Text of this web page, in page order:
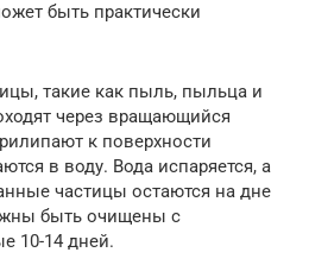
быть практически
такие как пыль, пыльца и
через вращающийся
к поверхности
в воду. Вода испаряется, а
частицы остаются на дне
быть очищены с
10-14 дней.